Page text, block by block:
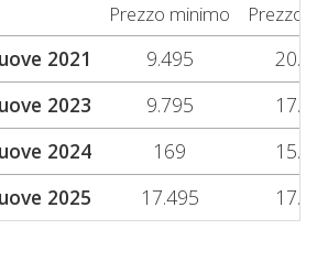
Prezzo minimo Prezzo
2021 9.495
2023
9.795
2024
169
2025
17.495